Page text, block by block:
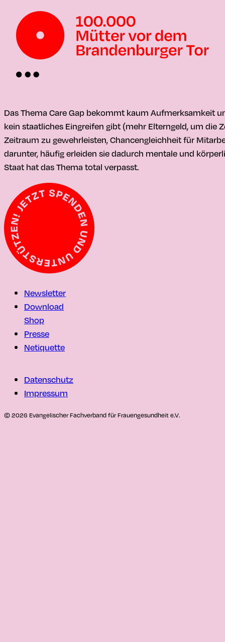
Das Thema Care Gap bekommt kaum Aufmerksamkeit
kein staatliches Eingreifen gibt (mehr Elterngeld, um
Zeitraum zu gewehrleisten, Chancengleichheit für
darunter, häufig erleiden sie dadurch mentale und
Staat hat das Thema total verpasst.
Newsletter
Download
Shop
Presse
Netiquette
Datenschutz
Impressum
© 2026 Evangelischer Fachverband für Frauengesundheit e.V.